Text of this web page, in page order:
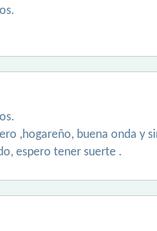
,hogareño, buena onda y
espero tener suerte .